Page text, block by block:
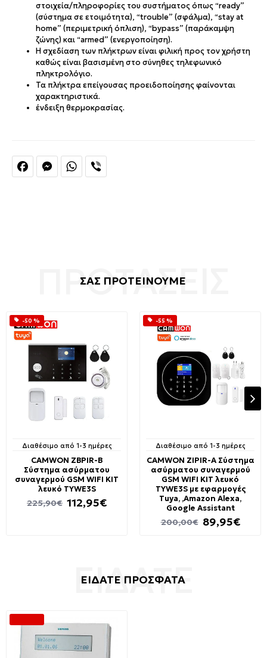
FacebookMessengerWhatsApp
στοιχεία/πληροφορίες του συστήματος όπως “ready”
(σύστημα σε ετοιμότητα), “trouble” (σφάλμα), “stay at
home” (περιμετρική όπλιση), “bypass” (παράκαμψη
ζώνης) και “armed” (ενεργοποίηση).
Η σχεδίαση των πλήκτρων είναι φιλική προς τον χρήστη
καθώς είναι βασισμένη στο σύνηθες τηλεφωνικό
πληκτρολόγιο.
Τα πλήκτρα επείγουσας προειδοποίησης φαίνονται
χαρακτηριστικά.
ένδειξη θερμοκρασίας.
ΣΑΣ ΠΡΟΤΕΙΝΟΥΜΕ
-50 %
Διαθέσιμο από 1-3 ημέρες
CAMWON ZBPIR-B
Σύστημα ασύρματου
συναγερμού GSM WIFI KIT
λευκό TYWE3S
112,95€
225,90€
-55 %
Διαθέσιμο από 1-3 ημέρες
CAMWON ZIPIR-A Σύστημα
ασύρματου συναγερμού
GSM WIFI KIT λευκό
TYWE3S με εφαρμογές
Tuya, ,Amazon Alexa,
Google Assistant
89,95€
200,00€
ΕΙΔΑΤΕ ΠΡΟΣΦΑΤΑ